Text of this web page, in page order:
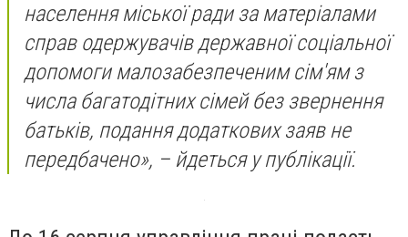
населення міської ради за матеріалами
справ одержувачів державної соціальної
допомоги малозабезпеченим сім'ям з
числа багатодітних сімей без звернення
батьків, подання додаткових заяв не
передбачено», – йдеться у публікації.